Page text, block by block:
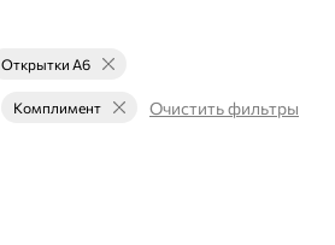
Открытки А6
Комплимент Очистить фильтры